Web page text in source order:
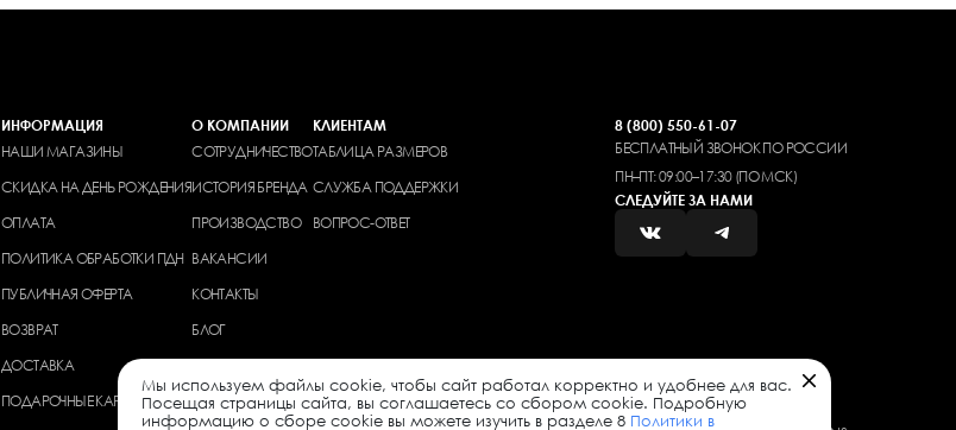
ИНФОРМАЦИЯ
НАШИ МАГАЗИНЫ
СКИДКА НА ДЕНЬ РОЖДЕНИЯ
ОПЛАТА
ПОЛИТИКА ОБРАБОТКИ ПДН
ПУБЛИЧНАЯ ОФЕРТА
ВОЗВРАТ
ДОСТАВКА
ПОДАРОЧНЫЕ КАРТЫ
О КОМПАНИИ
СОТРУДНИЧЕСТВО
ИСТОРИЯ БРЕНДА
ПРОИЗВОДСТВО
ВАКАНСИИ
КОНТАКТЫ
БЛОГ
КЛИЕНТАМ
ТАБЛИЦА РАЗМЕРОВ
СЛУЖБА ПОДДЕРЖКИ
ВОПРОС-ОТВЕТ
8 (800) 550-61-07
БЕСПЛАТНЫЙ ЗВОНОК ПО РОССИИ
ПН–ПТ: 09:00–17:30 (ПО МСК)
СЛЕДУЙТЕ ЗА НАМИ
Мы используем файлы cookie, чтобы сайт работал корректно и удобнее для вас.
Посещая страницы сайта, вы соглашаетесь со сбором cookie. Подробную
информацию о сборе cookie вы можете изучить в разделе 8 Политики в